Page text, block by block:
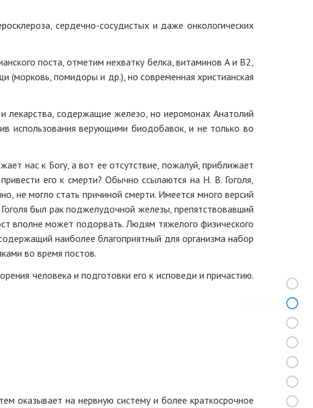
сердечно-сосудистых и даже онкологических
поста, отметим нехватку белка, витаминов А и В2,
(морковь, помидоры и др.), но современная христианская
лекарства, содержащие железо, но иеромонах Анатолий
использования верующими биодобавок, и не только во
нас к Богу, а вот ее отсутствие, пожалуй, приближает
его к смерти? Обычно ссылаются на Н. В. Гоголя,
не могло стать причиной смерти. Имеется много версий
был рак поджелудочной железы, препятствовавший
вполне может подорвать. Людям тяжелого физического
наиболее благоприятный для организма набор
во время постов.
человека и подготовки его к исповеди и причастию.
оказывает на нервную систему и более краткосрочное